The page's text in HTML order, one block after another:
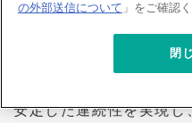
ムース状のホイップチョ
イズのエアインチョコ
ショートニングベース
安定した連続性を実現
の外部送信について 」をご確認
閉